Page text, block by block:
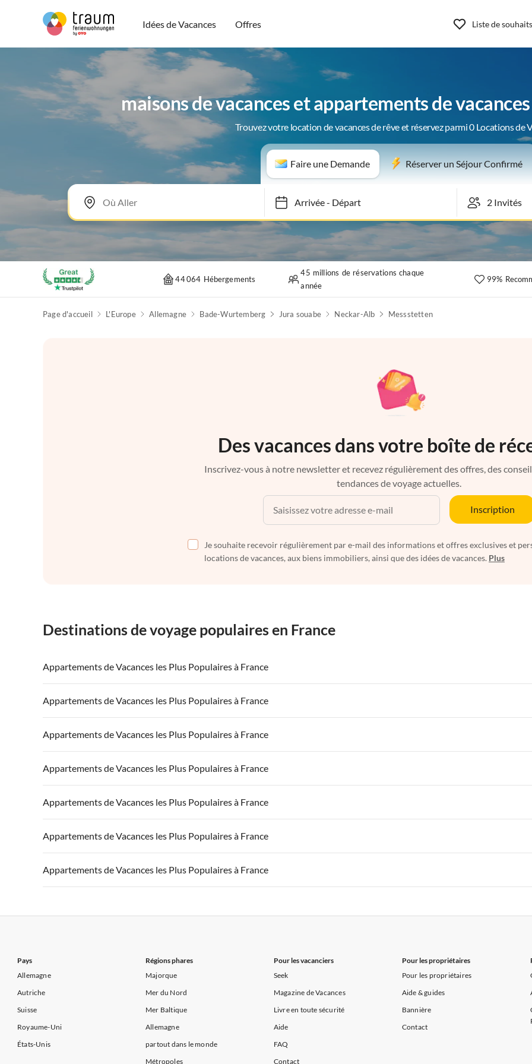
Idées de Vacances Offres Liste de souhaits
maisons de vacances et appartements de
Trouvez votre location de vacances de rêve et réservez parmi 0 Locations de
Faire une Demande Réserver un Séjour Confirmé
Arrivée-Départ
44 064 Hébergements
45 millions de réservations chaque
année
99%
Page d'accueil L'Europe Allemagne Bade-Wurtemberg Jura souabe Neckar-Alb Messstetten
Des vacances dans votre boîte de
Inscrivez-vous à notre newsletter et recevez régulièrement des offres, des
tendances de voyage actuelles.
Inscription
Je souhaite recevoir régulièrement par e-mail des informations et offres exclusives et
locations de vacances, aux biens immobiliers, ainsi que des idées de vacances. Plus
Destinations de voyage populaires en France
Appartements de Vacances les Plus Populaires à France
Appartements de Vacances à France Appartements de Vacances à Paris-Ile de France
Appartements de Vacances à Côte atlantique Appartements de Vacances à la Normandie Appartements de Vacances à Sud de la
Appartements de Vacances à Côte d'Azur
Appartements de Vacances les Plus Populaires à France
Appartements de Vacances à France Appartements de Vacances à Paris-Ile de France
Appartements de Vacances à la Normandie Appartements de Vacances à Sud de la France Appartements de Vacances à Provence
Appartements de Vacances les Plus Populaires à France
Appartements de Vacances à France Appartements de Vacances à Paris-Ile de France
Appartements de Vacances à Côte atlantique Appartements de Vacances à la Normandie Appartements de Vacances à Sud de la
Appartements de Vacances à Côte d'Azur
Appartements de Vacances les Plus Populaires à France
Appartements de Vacances à France Appartements de Vacances à Paris-Ile de France
Appartements de Vacances à la Normandie Appartements de Vacances à Sud de la France Appartements de Vacances à Provence
Appartements de Vacances les Plus Populaires à France
Appartements de Vacances à France Appartements de Vacances à Paris-Ile de France
Appartements de Vacances à Côte atlantique Appartements de Vacances à la Normandie Appartements de Vacances à Sud de la
Appartements de Vacances à Côte d'Azur
Appartements de Vacances les Plus Populaires à France
Appartements de Vacances à France Appartements de Vacances à Paris-Ile de France
Appartements de Vacances à Côte atlantique Appartements de Vacances à la Normandie Appartements de Vacances à Sud de la
Appartements de Vacances les Plus Populaires à France
Pays
Allemagne
Autriche
Suisse
Royaume-Uni
États-Unis
Régions phares
Majorque
Mer du Nord
Mer Baltique
Allemagne
partout dans le monde
Métropoles
Pour les vacanciers
Seek
Magazine de Vacances
Livre en toute sécurité
Aide
FAQ
Contact
Pour les propriétaires
Pour les propriétaires
Aide & guides
Bannière
Contact